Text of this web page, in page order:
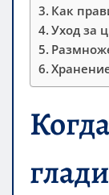
Как
Уход за